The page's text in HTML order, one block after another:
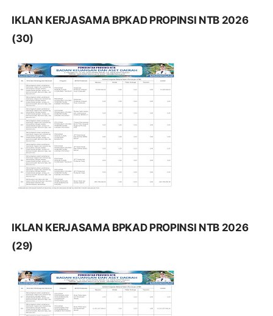
IKLAN KERJASAMA BPKAD PROPINSI NTB 2026
(30)
IKLAN KERJASAMA BPKAD PROPINSI NTB 2026
(29)